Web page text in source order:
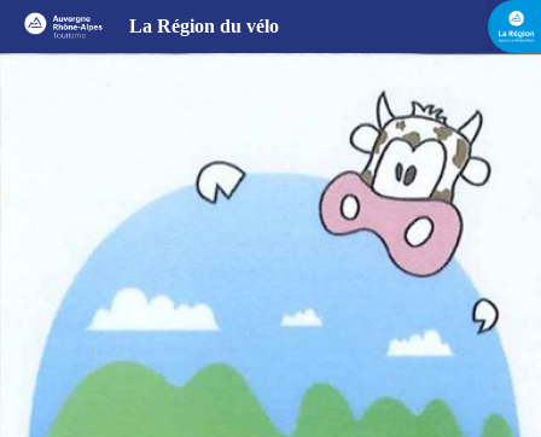
La Région du vélo